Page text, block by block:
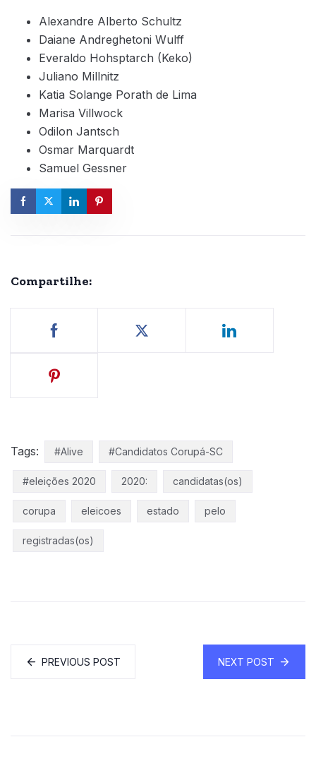
Alexandre Alberto Schultz
Daiane Andreghetoni Wulff
Everaldo Hohsptarch (Keko)
Juliano Millnitz
Katia Solange Porath de Lima
Marisa Villwock
Odilon Jantsch
Osmar Marquardt
Samuel Gessner
Compartilhe:
Tags: #Alive #Candidatos Corupá-SC
#eleições 2020 2020: candidatas(os)
corupa eleicoes estado pelo
registradas(os)
PREVIOUS POST NEXT POST